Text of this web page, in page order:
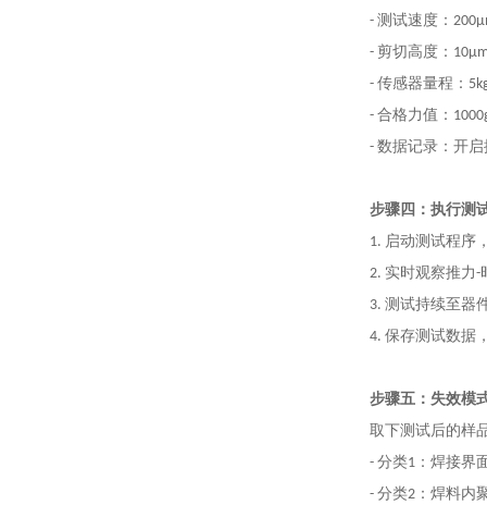
- 测试速度：
- 剪切高度：
- 传感器量程：
- 合格力值：
- 数据记录：开
步骤四：执行测
1. 启动测试程序
2. 实时观察推力-
3. 测试持续至器
4. 保存测试数据
步骤五：失效模
取下测试后的样
- 分类1：焊接界
- 分类2：焊料内